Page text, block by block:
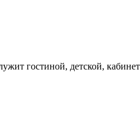
гостиной, детской,